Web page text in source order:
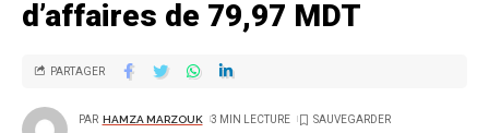
d’affaires de 79,97 MDT
PAR HAMZA MARZOUK 3 MIN LECTURE
PARTAGER